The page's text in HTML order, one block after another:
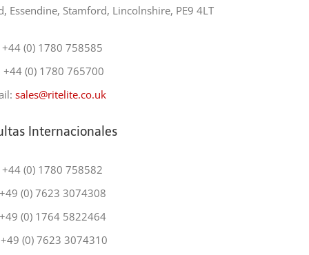
Essendine, Stamford, Lincolnshire, PE9 4LT
+44 (0) 1780 758585
+44 (0) 1780 765700
sales@ritelite.co.uk
Internacionales
+44 (0) 1780 758582
(0) 7623 3074308
(0) 1764 5822464
+49 (0) 7623 3074310